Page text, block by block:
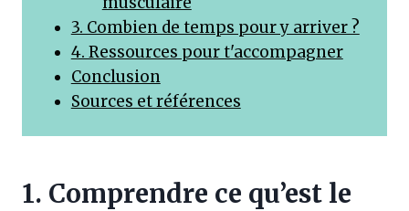
3. Combien de temps pour y arriver ?
4. Ressources pour t'accompagner
Conclusion
Sources et références
1. Comprendre ce qu’est le